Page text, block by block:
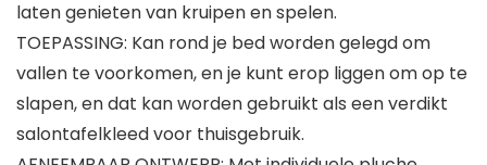
laten genieten van kruipen en spelen.
TOEPASSING: Kan rond je bed worden gelegd om
vallen te voorkomen, en je kunt erop liggen om op te
slapen, en dat kan worden gebruikt als een verdikt
salontafelkleed voor thuisgebruik.